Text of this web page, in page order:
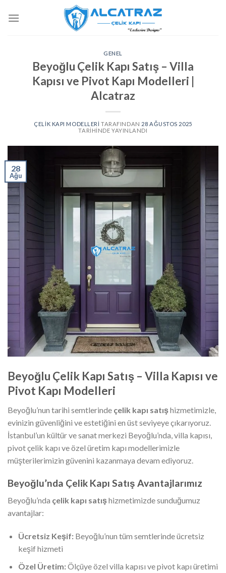
atla
GENEL
Beyoğlu Çelik Kapı Satış – Villa
Kapısı ve Pivot Kapı Modelleri |
Alcatraz
ÇELIK KAPI MODELLERI TARAFINDAN 28 AĞUSTOS 2025
TARIHINDE YAYINLANDI
28
Ağu
Beyoğlu Çelik Kapı Satış – Villa Kapısı ve
Pivot Kapı Modelleri
Beyoğlu’nun tarihi semtlerinde çelik kapı satışhizmetimizle,
evinizin güvenliğini ve estetiğini en üst seviyeye çıkarıyoruz.
İstanbul’un kültür ve sanat merkezi Beyoğlu’nda, villa kapısı,
pivot çelik kapı ve özel üretim kapı modellerimizle
müşterilerimizin güvenini kazanmaya devam ediyoruz.
Beyoğlu’nda Çelik Kapı Satış Avantajlarımız
Beyoğlu’nda çelik kapı satışhizmetimizde sunduğumuz
avantajlar:
Ücretsiz Keşif:Beyoğlu’nun tüm semtlerinde ücretsiz
keşif hizmeti
Özel Üretim:Ölçüye özel villa kapısı ve pivot kapı üretimi